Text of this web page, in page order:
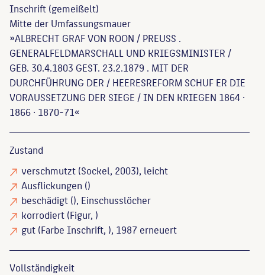
Inschrift (gemeißelt)
Mitte der Umfassungsmauer
»ALBRECHT GRAF VON ROON / PREUSS .
GENERALFELDMARSCHALL UND KRIEGSMINISTER /
GEB. 30.4.1803 GEST. 23.2.1879 . MIT DER
DURCHFÜHRUNG DER / HEERESREFORM SCHUF ER DIE
VORAUSSETZUNG DER SIEGE / IN DEN KRIEGEN 1864 ·
1866 · 1870-71«
Zustand
verschmutzt(Sockel, 2003), leicht
Ausflickungen ()
beschädigt(), Einschusslöcher
korrodiert(Figur, )
gut(Farbe Inschrift, ), 1987 erneuert
Vollständigkeit